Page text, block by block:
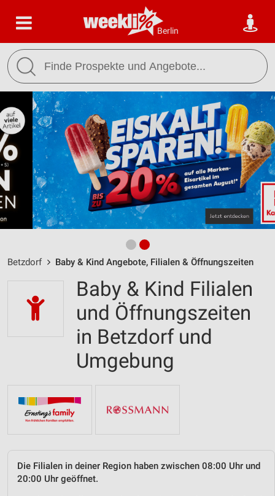
Berlin
Betzdorf Baby & Kind Angebote, Filialen & Öffnungszeiten
Baby & Kind Filialen
und Öffnungszeiten
in Betzdorf und
Umgebung
Die Filialen in deiner Region haben zwischen 08:00 Uhr und
20:00 Uhr geöffnet.